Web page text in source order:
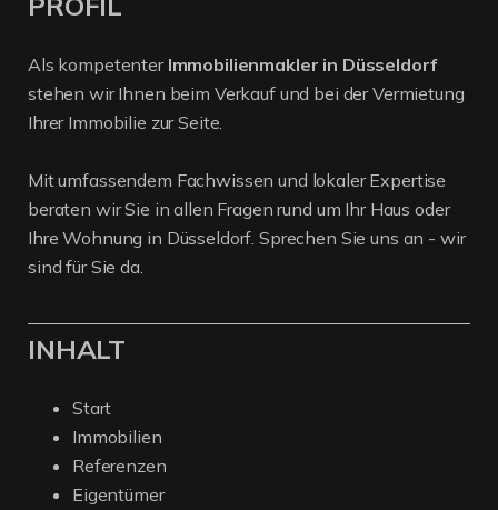
Als kompetenter Immobilienmakler in Düsseldorf
stehen wir Ihnen beim Verkauf und bei der Vermietung
Ihrer Immobilie zur Seite.
Mit umfassendem Fachwissen und lokaler Expertise
beraten wir Sie in allen Fragen rund um Ihr Haus oder
Ihre Wohnung in Düsseldorf. Sprechen Sie uns an - wir
sind für Sie da.
INHALT
Start
Immobilien
Referenzen
Eigentümer